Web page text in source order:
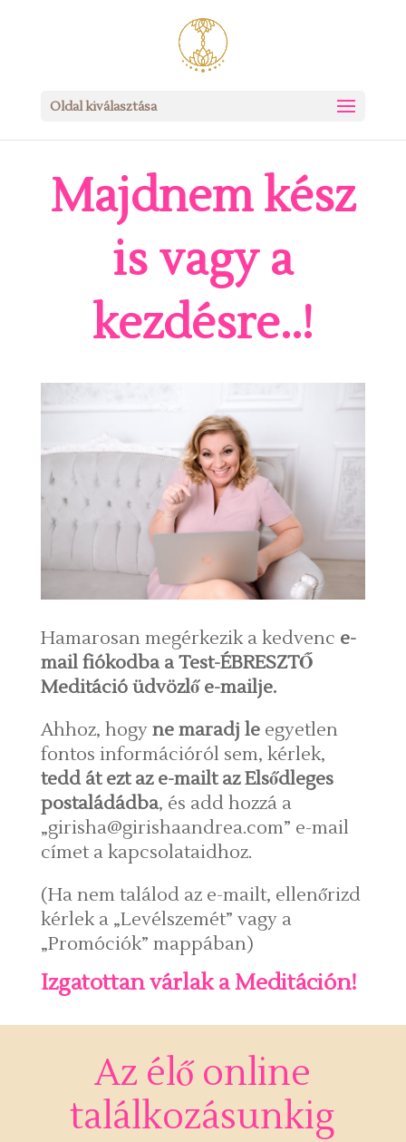
Oldal kiválasztása
Majdnem kész
is vagy a
kezdésre..!
Hamarosan megérkezik a kedvenc e-
mail fiókodba a Test-ÉBRESZTŐ
Meditáció üdvözlő e-mailje.
Ahhoz, hogyne maradj leegyetlen
fontos információról sem, kérlek,
tedd át ezt az e-mailt az Elsődleges
postaládádba, és add hozzá a
„girisha@girishaandrea.com” e-mail
címet a kapcsolataidhoz.
(Ha nem találod az e-mailt, ellenőrizd
kérlek a „Levélszemét” vagy a
„Promóciók” mappában)
Izgatottan várlak a Meditáción!
Az élő online
találkozásunkig